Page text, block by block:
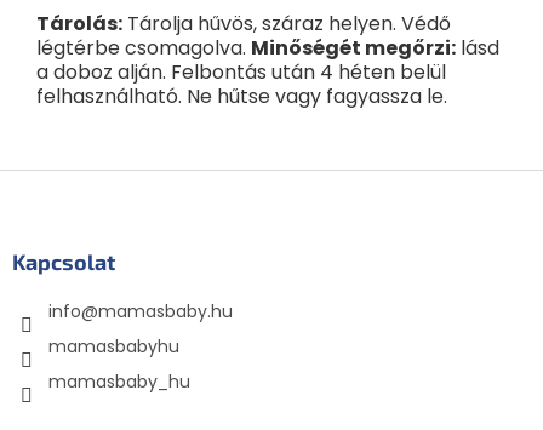
Tárolás: Tárolja hűvös, száraz helyen. Védő
légtérbe csomagolva. Minőségét megőrzi: lásd
a doboz alján. Felbontás után 4 héten belül
felhasználható. Ne hűtse vagy fagyassza le.
Kapcsolat
info@mamasbaby.hu
mamasbabyhu
mamasbaby_hu